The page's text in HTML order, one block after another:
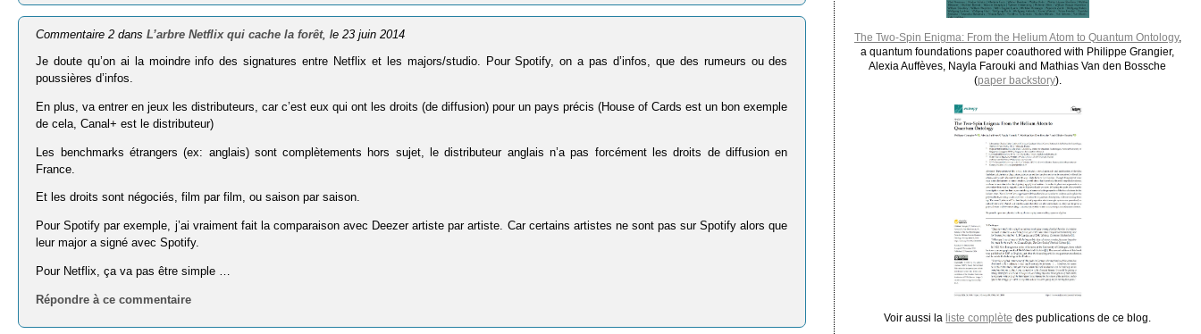
Commentaire 2 dansL’arbre Netflix qui cache la forêt, le 23 juin 2014
Je doute qu’on ai la moindre info des signatures entre Netflix et les majors/studio. Pour Spotify, on a pas d’infos, que des rumeurs ou des
poussières d’infos.
En plus, va entrer en jeux les distributeurs, car c’est eux qui ont les droits (de diffusion) pour un pays précis (House of Cards est un bon exemple
de cela, Canal+ est le distributeur)
Les benchmarks étrangers (ex: anglais) sont complètements hors sujet, le distributeur anglais n’a pas forcément les droits de diffusion en
France.
Et les droits sont négociés, film par film, ou saison par saison.
Pour Spotify par exemple, j’ai vraiment fait la comparaison avec Deezer artiste par artiste. Car certains artistes ne sont pas sur Spotify alors que
leur major a signé avec Spotify.
Pour Netflix, ça va pas être simple …
Répondre à ce commentaire
The Two-Spin Enigma: From the Helium Atom to Quantum Ontology,
a quantum foundations paper coauthored with Philippe Grangier,
Alexia Auffèves, Nayla Farouki and Mathias Van den Bossche
(paper backstory).
Voir aussi la liste complète des publications de ce blog.